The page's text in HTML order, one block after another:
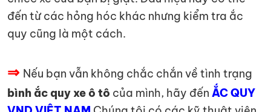
đến từ các hỏng hóc khác nhưng kiểm tra ắc
quy cũng là một cách.
⇒ Nếu bạn vẫn không chắc chắn về tình trạng
bình ắc quy xe ô tô của mình, hãy đến ẮC QUY